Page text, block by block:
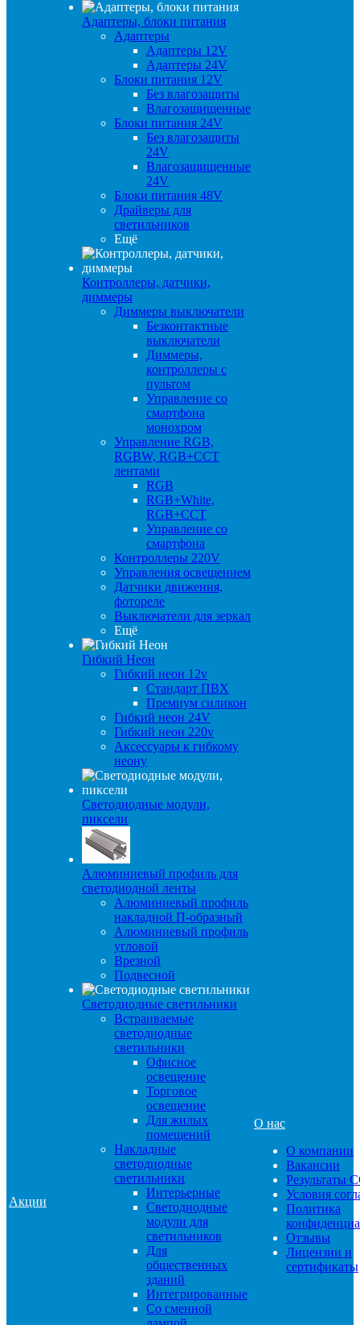
Акции
Адаптеры, блоки питания
Адаптеры
Адаптеры 12V
Адаптеры 24V
Блоки питания 12V
Без влагозащиты
Влагозащищенные
Блоки питания 24V
Без влагозащиты
24V
Влагозащищенные
24V
Блоки питания 48V
Драйверы для
светильников
Ещё
Контроллеры, датчики,
диммеры
Диммеры выключатели
Безконтактные
выключатели
Диммеры,
контроллеры с
пультом
Управление со
смартфона
монохром
Управление RGB,
RGBW, RGB+CCT
лентами
RGB
RGB+White,
RGB+CCT
Управление со
смартфона
Контроллеры 220V
Управления освещением
Датчики движения,
фотореле
Выключатели для зеркал
Ещё
Гибкий Неон
Гибкий неон 12v
Стандарт ПВХ
Премиум силикон
Гибкий неон 24V
Гибкий неон 220v
Аксессуары к гибкому
неону
Светодиодные модули,
пиксели
Алюминиевый профиль для
светодиодной ленты
Алюминиевый профиль
накладной П-образный
Алюминиевый профиль
угловой
Врезной
Подвесной
Светодиодные светильники
Встраиваемые
светодиодные
светильники
Офисное
освещение
Торговое
освещение
Для жилых
помещений
Накладные
светодиодные
светильники
Интерьерные
Светодиодные
модули для
светильников
Для
общественных
зданий
Интегрированные
Со сменной
О нас
О компании
Вакансии
Результаты
Условия
Политика
Отзывы
Лицензии и
сертификаты